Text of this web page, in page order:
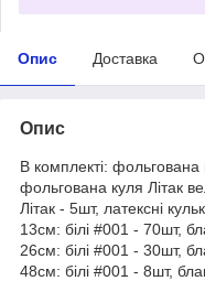
Опис Доставка
Опис
В комплекті:
фольгована куля Літак
Літак - 5шт, латексні
13см: білі #001 - 70шт,
26см: білі #001 - 30шт,
48см: білі #001 - 8шт,